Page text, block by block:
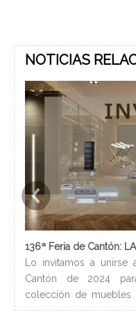
NOTICIAS
Lo invitamos a
Cantón de 2024
colección de muebles